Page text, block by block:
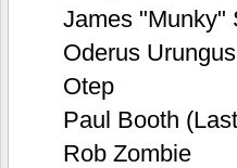
James "Munky"
Oderus
Otep
Paul Booth
Rob Zombie